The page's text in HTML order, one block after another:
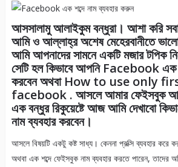
আসসালামু আলাইকুম বন্ধুরা। আশা করি
আমি ও আল্লাহ্‌র অশেষ মেহেরবানীতে
আমি আপনাদের সামনে একটি মজার টপিক
সেটি হল কিভাবে আপনি Facebook এক
করবেন অথবা How to use only
facebook . আসলে আমার ফেইসবুক
এক বন্ধুর রিকুয়েষ্টে আজ আমি দেখাবো
নাম ব্যবহার করবেন।
আসলে বিষয়টি একটু কষ্ট সাধ্য। কেননা প্রক্সি ব্যবহার করে
অথবা এক শব্দে ফেইসবুক নাম ব্যবহার করতে পারেন, তাদের